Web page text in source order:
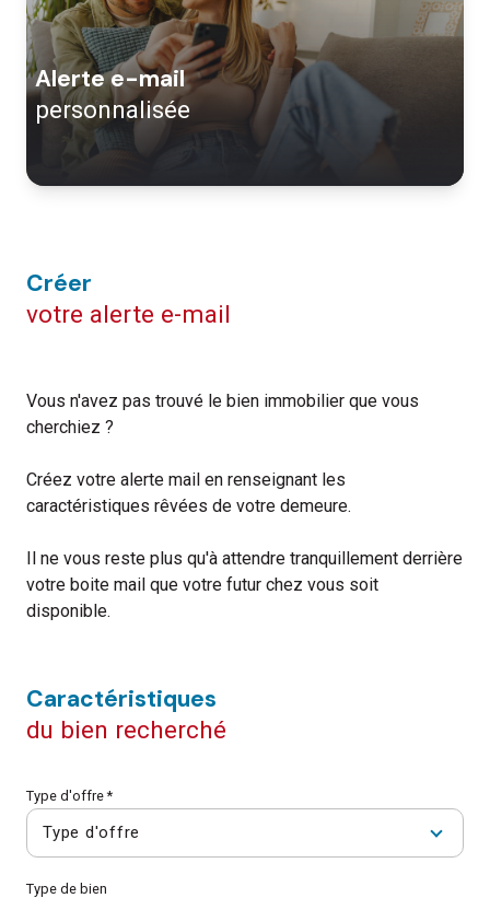
immo.
neuf
CONTACTER
alerte e-mail
personnalisée
créer
votre alerte e-mail
Vous n'avez pas trouvé le bien immobilier que vous
cherchiez ?
Créez votre alerte mail en renseignant les
caractéristiques rêvées de votre demeure.
Il ne vous reste plus qu'à attendre tranquillement derrière
votre boite mail que votre futur chez vous soit
disponible.
caractéristiques
du bien recherché
Type d'offre *
Type d'offre
Type de bien